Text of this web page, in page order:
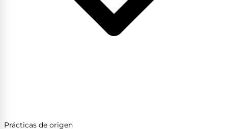
Prácticas de origen